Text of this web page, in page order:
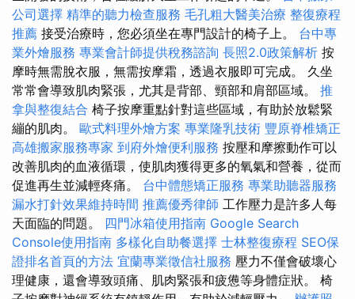
公司選擇 精準的聽力檢查服務 毛孔粗大醫美治療 整復療程
推薦 接受治療時，您必須坐在專門設計的椅子上。 台中專
業外燴服務 專業會計師提供稅務諮詢 長照2.0政策解析 按
摩時無需脫衣服，無需按摩霜，透過衣服即可完成。 久坐
常常會導致肌肉緊張，尤其是背部、頸部和肩部區域。 推
拿與整復結合 椅子按摩重點針對這些區域，有助於放鬆緊
繃的肌肉。 歐式料理外燴方案 專業隆乳技術 豐原脊椎矯正
高雄搬家服務專家 到府外燴便利服務 按壓和摩擦動作可以
改善肌肉的血液循環，使肌肉獲得更多的氧氣和營養，從而
促進再生並減輕疼痛。 台中體態矯正服務 專業助聽器服務
漏水打針效果維持時間 推薦優秀律師 工作壓力是許多人每
天面臨的問題。 四門冰箱使用指南 Google Search
Console使用指南 多樣化自助餐選擇 士林整復療程 SEO保
證排名首頁的方法 宜蘭專業徵信社服務 壓力不僅會破壞心
理健康，還會導致頭痛、肌肉緊張和疲憊等身體症狀。 椅